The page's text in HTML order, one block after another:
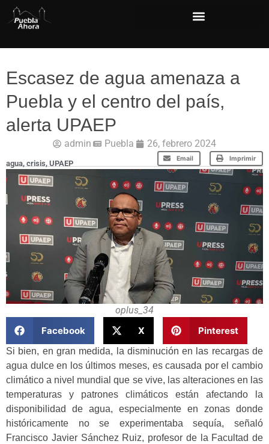
Escasez de agua amenaza a
Puebla y el centro del país,
alerta UPAEP
admin Puebla 26, febrero 2024
Email Imprimir
agua, crisis, UPAEP
oplus_34
Facebook
X Pinterest
Si bien, en gran medida, la disminución en las recargas de
agua dulce en los últimos meses, es causada por el cambio
climático a nivel mundial que se vive, las alteraciones en las
temperaturas y patrones climáticos están afectando la
disponibilidad de agua, especialmente en zonas donde
históricamente no se experimentaba sequía, señaló
Francisco Javier Sánchez Ruiz, profesor de la Facultad de